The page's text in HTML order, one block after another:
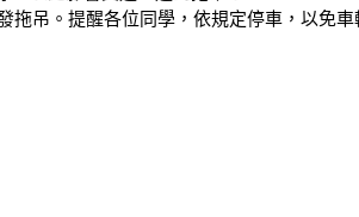
吊。提醒各位同學，依規定停車，以免車